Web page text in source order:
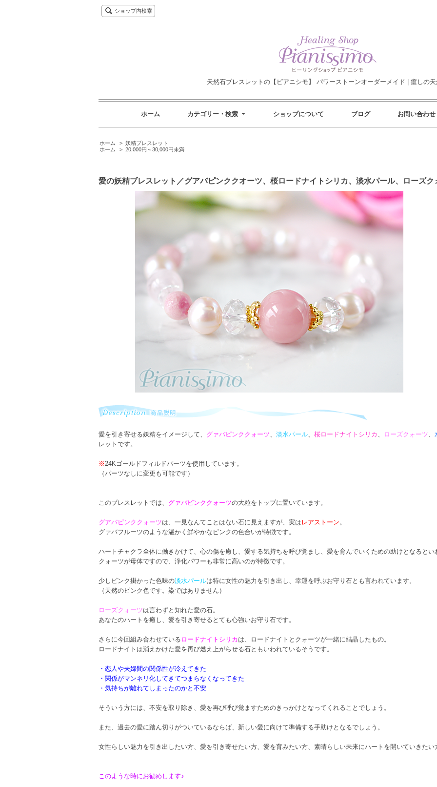
ショップ内検索
天然石ブレスレットの【ピアニシモ】 パワーストーンオーダーメイド | 癒しの
ホーム カテゴリー・検索 ショップについて ブログ お問い合わせ
ホーム > 妖精ブレスレット
ホーム
> 20,000円～30,000円未満
愛の妖精ブレスレット／グアバピンククオーツ、桜ロードナイトシリカ、淡水パール、ローズク
愛を引き寄せる妖精をイメージして、 グァバピンククォーツ、 淡水パール、 桜ロードナイトシリカ 、 ローズクォーツ、
レットです。
※24Kゴールドフィルドパーツを使用しています。
（パーツなしに変更も可能です）
このブレスレットでは、 グァバピンククォーツの大粒をトップに置いています。
グアバピンククォーツは、一見なんてことはない石に見えますが、実は レアストーン。
グァバフルーツのような温かく鮮やかなピンクの色合いが特徴です。
ハートチャクラ全体に働きかけて、心の傷を癒し、愛する気持ちを呼び覚まし、愛を育んでいくための助けとなるとい
クォーツが母体ですので、浄化パワーも非常に高いのが特徴です。
少しピンク掛かった色味の淡水パールは特に女性の魅力を引き出し、幸運を呼ぶお守り石とも言われています。
（天然のピンク色です。染ではありません）
ローズクォーツは言わずと知れた愛の石。
あなたのハートを癒し、愛を引き寄せるとても心強いお守り石です。
さらに今回組み合わせている ロードナイトシリカ は、ロードナイトとクォーツが一緒に結晶したもの。
ロードナイトは消えかけた愛を再び燃え上がらせる石ともいわれているそうです。
・恋人や夫婦間の関係性が冷えてきた
・関係がマンネリ化してきてつまらなくなってきた
・気持ちが離れてしまったのかと不安
そういう方には、不安を取り除き、愛を再び呼び覚ますためのきっかけとなってくれることでしょう。
また、過去の愛に踏ん切りがついているならば、新しい愛に向けて準備する手助けとなるでしょう。
女性らしい魅力を引き出したい方、愛を引き寄せたい方、愛を育みたい方、素晴らしい未来にハートを開いていきた
このような時にお勧めします♪